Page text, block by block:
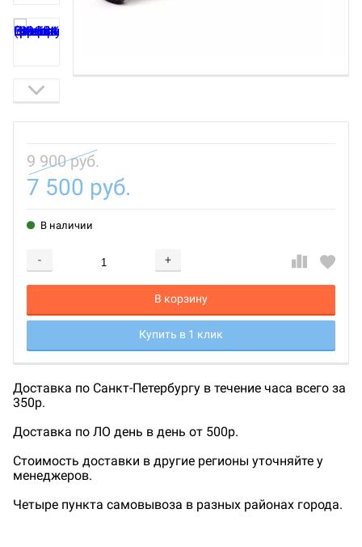
9 900 руб.
7 500 руб.
В наличии
- +
Добавляется...
В корзину
Добавлен
Купить в 1 клик
Доставка по Санкт-Петербургу в течение часа всего за
350р.
Доставка по ЛО день в день от 500р.
Стоимость доставки в другие регионы уточняйте у
менеджеров.
Четыре пункта самовывоза в разных районах города.